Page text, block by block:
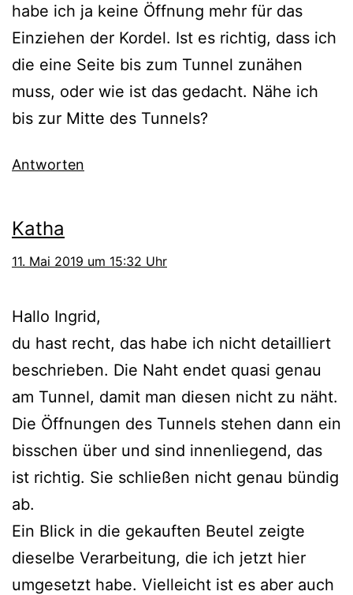
habe ich ja keine Öffnung mehr für das
Einziehen der Kordel. Ist es richtig, dass ich
die eine Seite bis zum Tunnel zunähen
muss, oder wie ist das gedacht. Nähe ich
bis zur Mitte des Tunnels?
Antworten
Katha
11. Mai 2019 um 15:32 Uhr
Hallo Ingrid,
du hast recht, das habe ich nicht detailliert
beschrieben. Die Naht endet quasi genau
am Tunnel, damit man diesen nicht zu näht.
Die Öffnungen des Tunnels stehen dann ein
bisschen über und sind innenliegend, das
ist richtig. Sie schließen nicht genau bündig
ab.
Ein Blick in die gekauften Beutel zeigte
dieselbe Verarbeitung, die ich jetzt hier
umgesetzt habe. Vielleicht ist es aber auch